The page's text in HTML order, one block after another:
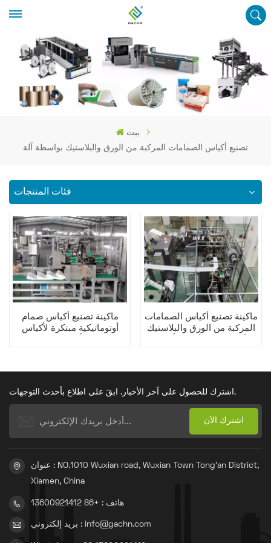
بيت
تصنيع أكياس الصمامات المركبة من الورق والبلاستيك بواسطة آلة
فئات المنتجات
ماكينة تصنيع أكياس صمام
أوتوماتيكية مبتكرة لأكياس
ماكينة تصنيع أكياس الصمامات
المركبة من الورق والبلاستيك
اشترك للحصول على آخر الأخبار. ابقَ على اطلاع بأحدث التوجهات.
عنوان : NO.1010 Wuxian road, Wuxian Town Tong'an District,
Xiamen, China
هاتف : +86 13600921412
بريد إلكتروني : info@gachn.com